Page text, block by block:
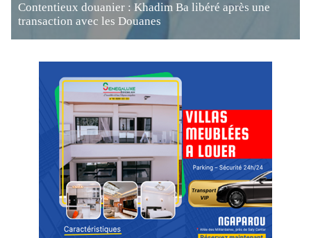
Contentieux douanier : Khadim Ba libéré après une
transaction avec les Douanes